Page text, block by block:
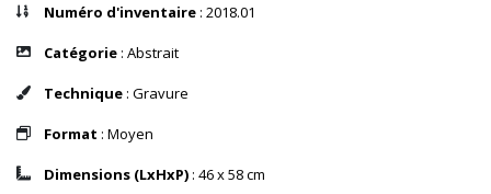
Numéro d'inventaire : 2018.01
Catégorie : Abstrait
Technique : Gravure
Format : Moyen
Dimensions (LxHxP) : 46 x 58 cm